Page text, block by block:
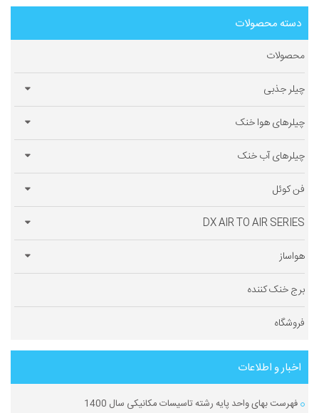
دسته محصولات
محصولات
چیلر جذبی
چیلرهای هوا خنک
چیلرهای آب خنک
فن کوئل
DX AIR TO AIR SERIES
هواساز
برج خنک کننده
فروشگاه
اخبار و اطلاعات
فهرست بهای واحد پایه رشته تاسیسات مکانیکی سال 1400